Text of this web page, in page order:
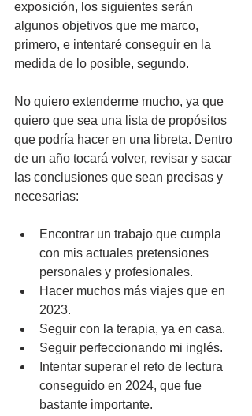
exposición, los siguientes serán
algunos objetivos que me marco,
primero, e intentaré conseguir en la
medida de lo posible, segundo.
No quiero extenderme mucho, ya que
quiero que sea una lista de propósitos
que podría hacer en una libreta. Dentro
de un año tocará volver, revisar y sacar
las conclusiones que sean precisas y
necesarias:
Encontrar un trabajo que cumpla
con mis actuales pretensiones
personales y profesionales.
Hacer muchos más viajes que en
2023.
Seguir con la terapia, ya en casa.
Seguir perfeccionando mi inglés.
Intentar superar el reto de lectura
conseguido en 2024, que fue
bastante importante.